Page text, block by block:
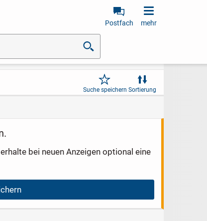
Postfach mehr
Suche speichern Sortierung
bei neuen Anzeigen optional eine